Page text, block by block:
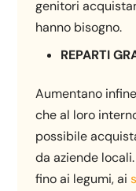
genitori
hanno bisogno.
REPARTI
Aumentano
che al loro
possibile
da aziende
fino ai legumi, ai